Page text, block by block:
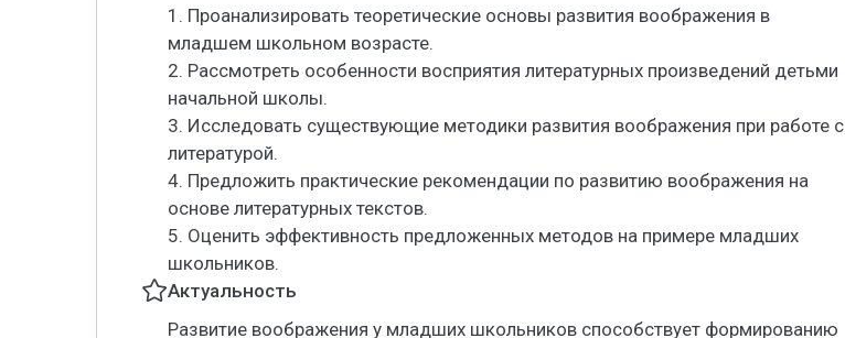
1. Проанализировать теоретические основы развития воображения в
младшем школьном возрасте.
2. Рассмотреть особенности восприятия литературных произведений детьми
начальной школы.
3. Исследовать существующие методики развития воображения при работе с
литературой.
4. Предложить практические рекомендации по развитию воображения на
основе литературных текстов.
5. Оценить эффективность предложенных методов на примере младших
школьников.
Актуальность
Развитие воображения у младших школьников способствует формированию